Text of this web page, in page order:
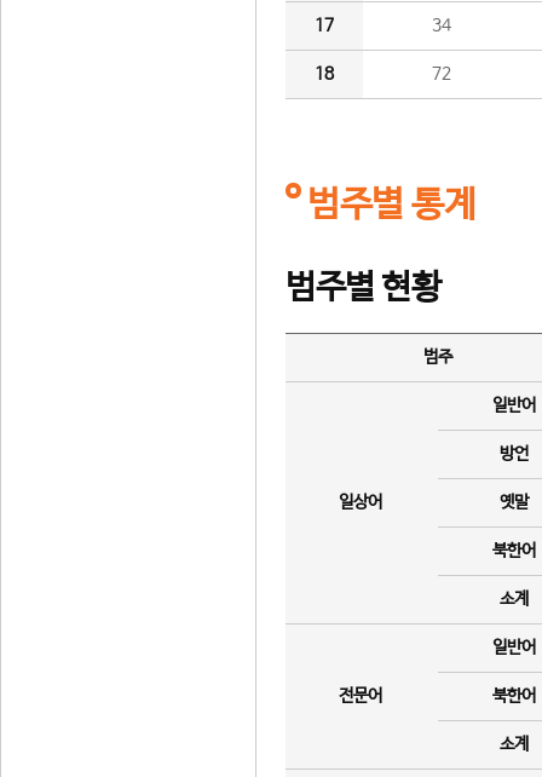
17 34
18 72
범주별 통계
범주별 현황
범주
일상어
일반어
방언
옛말
북한어
소계
전문어
일반어
북한어
소계